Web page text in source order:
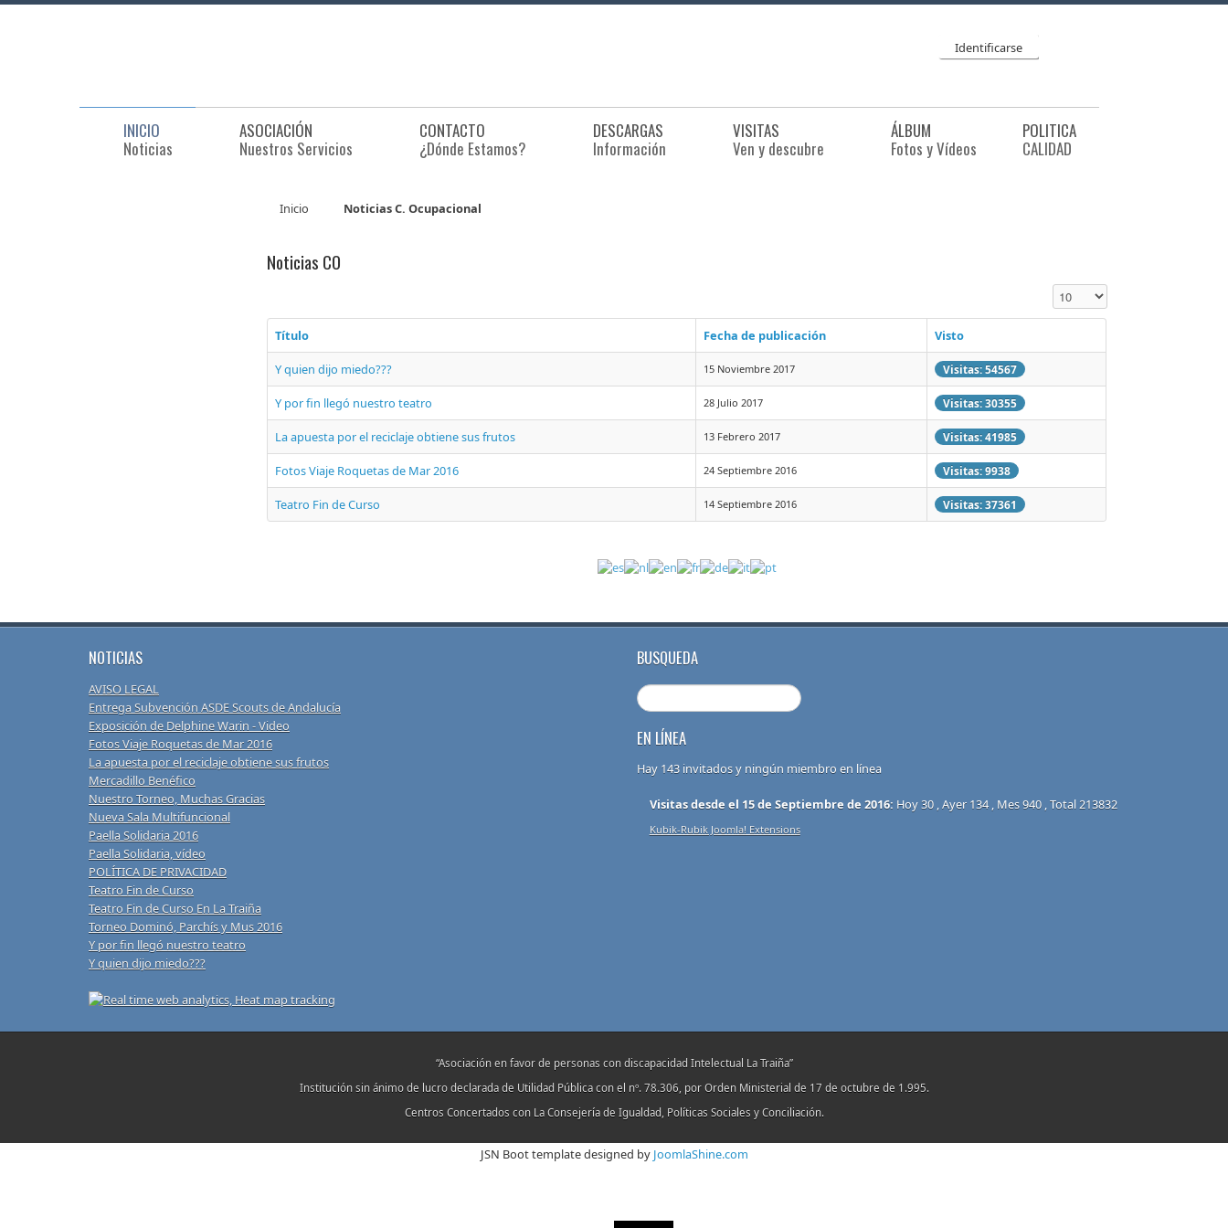
Identificarse
INICIO
Noticias
ASOCIACIÓN
Nuestros Servicios
CONTACTO
¿Dónde Estamos?
DESCARGAS
Información
VISITAS
Ven y descubre
ÁLBUM
Fotos y Vídeos
POLITICA
CALIDAD
Inicio Noticias C. Ocupacional
Noticias CO
Cantidad a mostrar
Título Fecha de publicación Visto
Y quien dijo miedo??? 15 Noviembre 2017 Visitas: 54567
Y por fin llegó nuestro teatro 28 Julio 2017 Visitas: 30355
La apuesta por el reciclaje obtiene sus frutos 13 Febrero 2017 Visitas: 41985
Fotos Viaje Roquetas de Mar 2016 24 Septiembre 2016 Visitas: 9938
Teatro Fin de Curso 14 Septiembre 2016 Visitas: 37361
NOTICIAS
AVISO LEGAL
Entrega Subvención ASDE Scouts de Andalucía
Exposición de Delphine Warin - Video
Fotos Viaje Roquetas de Mar 2016
La apuesta por el reciclaje obtiene sus frutos
Mercadillo Benéfico
Nuestro Torneo, Muchas Gracias
Nueva Sala Multifuncional
Paella Solidaria 2016
Paella Solidaria, vídeo
POLÍTICA DE PRIVACIDAD
Teatro Fin de Curso
Teatro Fin de Curso En La Traiña
Torneo Dominó, Parchís y Mus 2016
Y por fin llegó nuestro teatro
Y quien dijo miedo???
BUSQUEDA
EN LÍNEA
Hay 143 invitados y ningún miembro en línea
Visitas desde el 15 de Septiembre de 2016: Hoy 30 , Ayer 134 , Mes 940 , Total 213832
Kubik-Rubik Joomla! Extensions
“Asociación en favor de personas con discapacidad Intelectual La Traiña”
Institución sin ánimo de lucro declarada de Utilidad Pública con el nº. 78.306, por Orden Ministerial de 17 de octubre de 1.995.
Centros Concertados con La Consejería de Igualdad, Políticas Sociales y Conciliación.
JSN Boot template designed by JoomlaShine.com